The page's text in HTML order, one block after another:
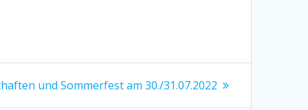
und Sommerfest am 30./31.07.2022